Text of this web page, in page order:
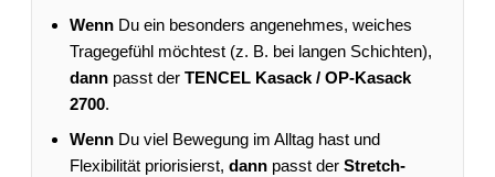
Wenn Du ein besonders angenehmes, weiches
Tragegefühl möchtest (z. B. bei langen Schichten),
dann passt der TENCEL Kasack / OP-Kasack
2700.
Wenn Du viel Bewegung im Alltag hast und
Flexibilität priorisierst, dann passt der Stretch-